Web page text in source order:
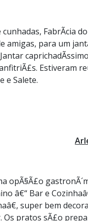
cunhadas, FabrÃ­cia
amigas, para um
Jantar
Estiveram
e Salete.
opÃ§Ã£o
â€“ Bar e
super bem
Os pratos sÃ£o